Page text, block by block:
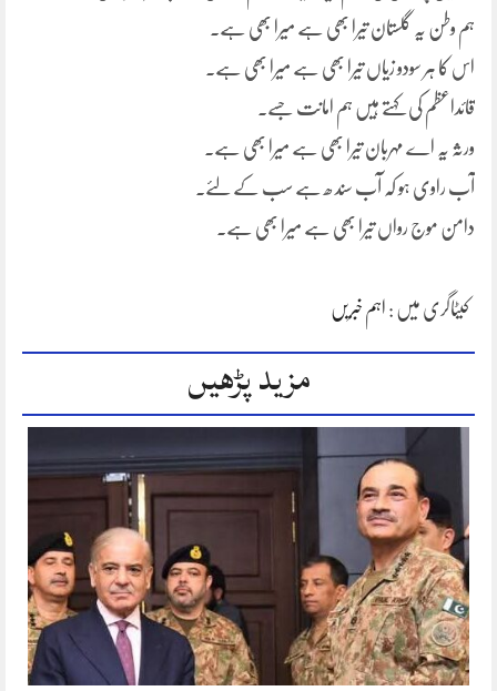
ہم وطن یہ گلستان تیرا بھی ہے میرا بھی ہے۔
اس کا ہر سودو زیاں تیرا بھی ہے میرا بھی ہے۔
قائداعظم کی کہتے ہیں ہم امانت جسے۔
ورثہ یہ اے مہربان تیرا بھی ہے میرا بھی ہے۔
آب راوی ہو کہ آب سند ھ ہے سب کے لئے۔
دامن موج رواں تیرا بھی ہے میرا بھی ہے۔
کیٹاگری میں : اہم خبریں
مزید پڑھیں